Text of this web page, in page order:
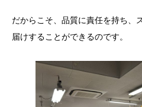
だからこそ、品質に責任を持ち、
届けすることができるのです。